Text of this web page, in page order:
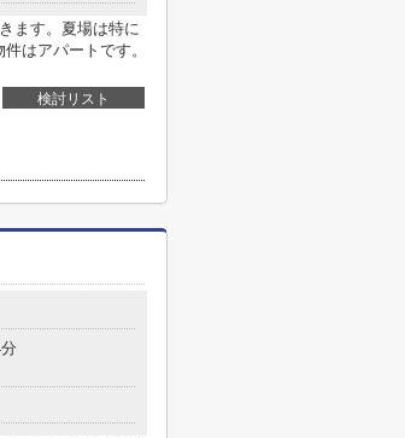
ます。夏場は特に
はアパートです。
検討リスト